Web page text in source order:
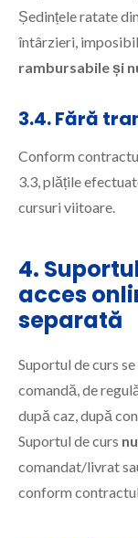
Ședințele ratate
întârzieri,
rambursabile și
3.4. Fără
Conform
3.3, plățile
cursuri viitoare.
4.
acces
separată
Suportul de curs
comandă, de
după caz, după
Suportul de curs
comandat/livrat
conform